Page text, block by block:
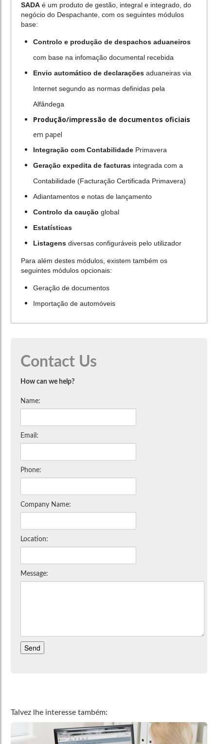
SADA é um produto de gestão, integral e integrado, do
negócio do Despachante, com os seguintes módulos
base:
Controlo e produção de despachos aduaneiros
com base na infomação documental recebida
Envio automático de declarações aduaneiras via
Internet segundo as normas definidas pela
Alfândega
Produção/impressão de documentos oficiais
em papel
Integração com Contabilidade Primavera
Geração expedita de facturas integrada com a
Contabilidade (Facturação Certificada Primavera)
Adiantamentos e notas de lançamento
Controlo da caução global
Estatísticas
Listagens diversas configuráveis pelo utilizador
Para além destes módulos, existem também os
seguintes módulos opcionais:
Geração de documentos
Importação de automóveis
Contact Us
How can we help?
Name:
Email:
Phone:
Company Name:
Location:
Message:
Talvez lhe interesse também: